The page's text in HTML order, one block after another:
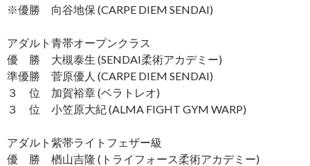
※優勝 向谷地保 (CARPE DIEM SENDAI)
アダルト青帯オープンクラス
優 勝 大槻泰生 (SENDAI柔術アカデミー)
準優勝 菅原優人 (CARPE DIEM SENDAI)
３ 位 加賀裕章 (ベラトレオ)
３ 位 小笠原大紀 (ALMA FIGHT GYM WARP)
アダルト紫帯ライトフェザー級
優 勝 楢山吉隆 (トライフォース柔術アカデミー)